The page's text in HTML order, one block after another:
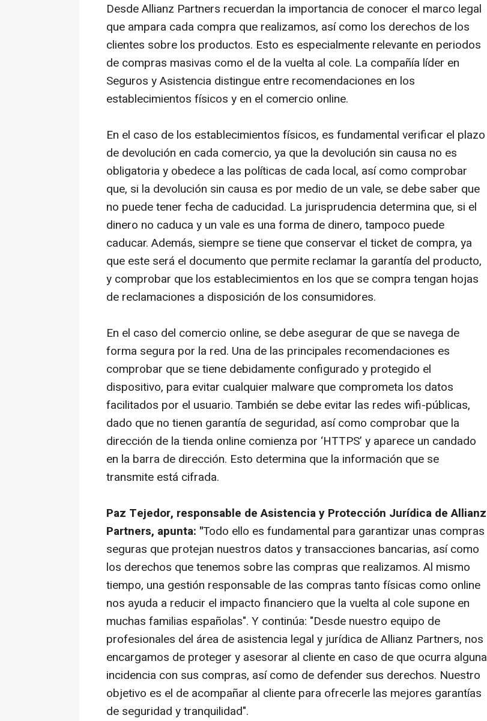
Desde Allianz Partners recuerdan la importancia de conocer el marco legal
que ampara cada compra que realizamos, así como los derechos de los
clientes sobre los productos. Esto es especialmente relevante en periodos
de compras masivas como el de la vuelta al cole. La compañía líder en
Seguros y Asistencia distingue entre recomendaciones en los
establecimientos físicos y en el comercio online.
En el caso de los establecimientos físicos, es fundamental verificar el plazo
de devolución en cada comercio, ya que la devolución sin causa no es
obligatoria y obedece a las políticas de cada local, así como comprobar
que, si la devolución sin causa es por medio de un vale, se debe saber que
no puede tener fecha de caducidad. La jurisprudencia determina que, si el
dinero no caduca y un vale es una forma de dinero, tampoco puede
caducar. Además, siempre se tiene que conservar el ticket de compra, ya
que este será el documento que permite reclamar la garantía del producto,
y comprobar que los establecimientos en los que se compra tengan hojas
de reclamaciones a disposición de los consumidores.
En el caso del comercio online, se debe asegurar de que se navega de
forma segura por la red. Una de las principales recomendaciones es
comprobar que se tiene debidamente configurado y protegido el
dispositivo, para evitar cualquier malware que comprometa los datos
facilitados por el usuario. También se debe evitar las redes wifi-públicas,
dado que no tienen garantía de seguridad, así como comprobar que la
dirección de la tienda online comienza por ‘HTTPS’ y aparece un candado
en la barra de dirección. Esto determina que la información que se
transmite está cifrada.
Paz Tejedor, responsable de Asistencia y Protección Jurídica de Allianz
Partners, apunta: "Todo ello es fundamental para garantizar unas compras
seguras que protejan nuestros datos y transacciones bancarias, así como
los derechos que tenemos sobre las compras que realizamos. Al mismo
tiempo, una gestión responsable de las compras tanto físicas como online
nos ayuda a reducir el impacto financiero que la vuelta al cole supone en
muchas familias españolas". Y continúa: "Desde nuestro equipo de
profesionales del área de asistencia legal y jurídica de Allianz Partners, nos
encargamos de proteger y asesorar al cliente en caso de que ocurra alguna
incidencia con sus compras, así como de defender sus derechos. Nuestro
objetivo es el de acompañar al cliente para ofrecerle las mejores garantías
de seguridad y tranquilidad".